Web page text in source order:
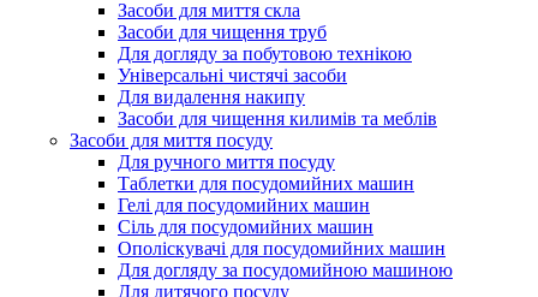
Засоби для миття скла
Засоби для чищення труб
Для догляду за побутовою технікою
Універсальні чистячі засоби
Для видалення накипу
Засоби для чищення килимів та меблів
Засоби для миття посуду
Для ручного миття посуду
Таблетки для посудомийних машин
Гелі для посудомийних машин
Сіль для посудомийних машин
Ополіскувачі для посудомийних машин
Для догляду за посудомийною машиною
Для дитячого посуду